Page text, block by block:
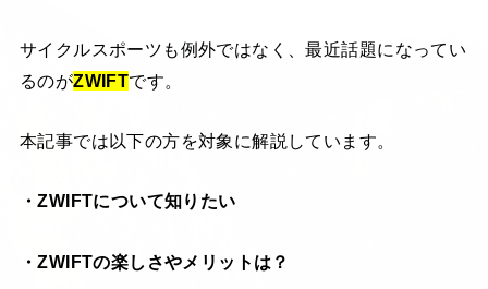
サイクルスポーツも例外ではなく、最近話題になってい
るのがZWIFTです。
本記事では以下の方を対象に解説しています。
・ZWIFTについて知りたい
・ZWIFTの楽しさやメリットは？